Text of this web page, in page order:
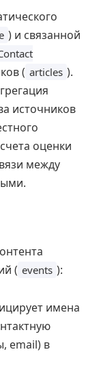
) и связанной
( articles ).
источников
оценки
между
( events ):
имена
email) в